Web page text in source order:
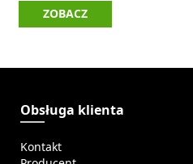
ZOBACZ
Obsługa klienta
Kontakt